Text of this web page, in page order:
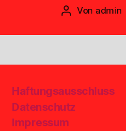
Beitragsautor
Von admin
Haftungsausschluss
Datenschutz
Impressum